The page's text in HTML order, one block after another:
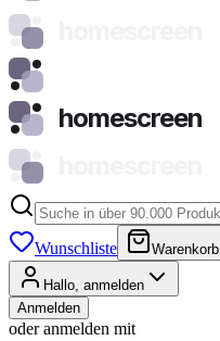
homescreen
Wunschliste Warenkorb
Hallo, anmelden
Anmelden
oder anmelden mit